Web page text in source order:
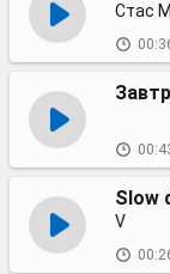
Стас
Slow
V